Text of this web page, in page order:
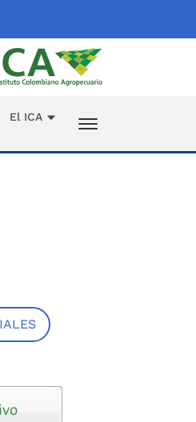
El ICA